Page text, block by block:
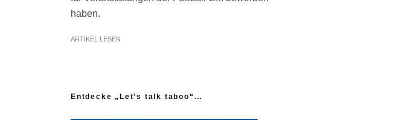
haben.
ARTIKEL LESEN
Entdecke „Let’s talk taboo“…